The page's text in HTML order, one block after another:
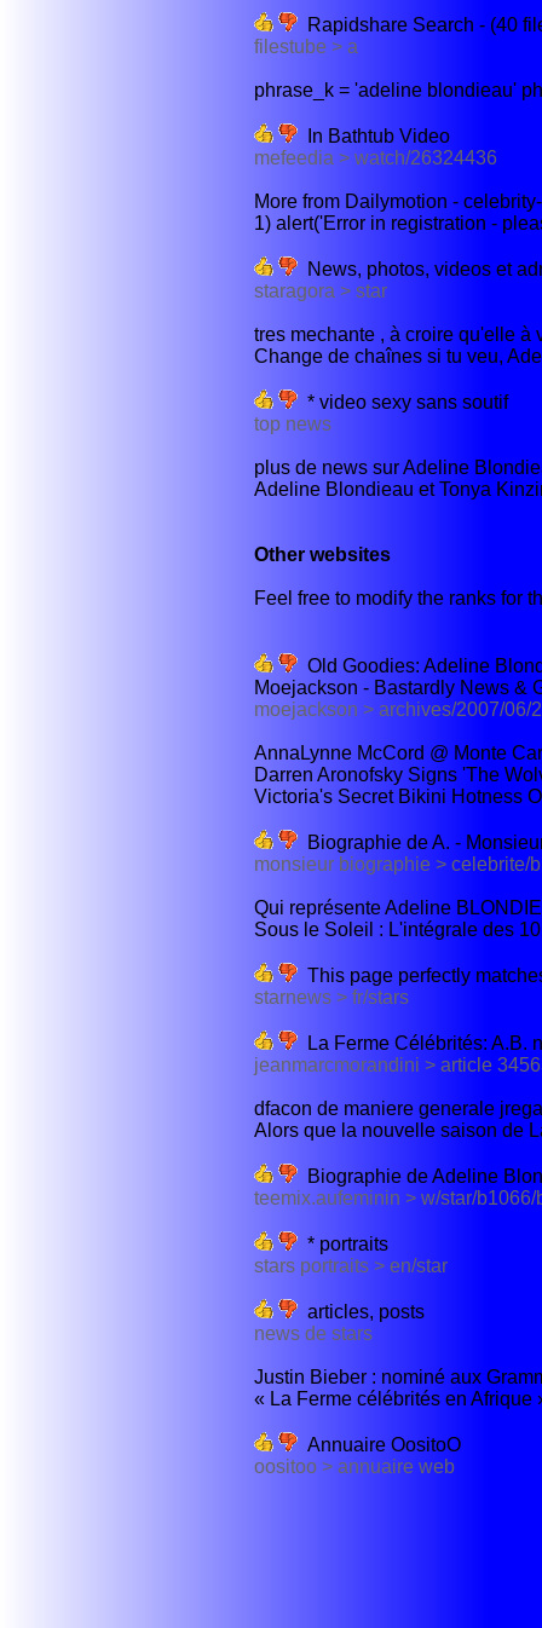
Rapidshare Search - (40
filestube > a
phrase_k = 'adeline blondieau'
In Bathtub Video
mefeedia > watch/26324436
More from Dailymotion -
1) alert('Error in registration -
News, photos, videos et
staragora > star
tres mechante , à croire qu'elle à
Change de chaînes si tu veu,
* video sexy sans soutif
top news
plus de news sur Adeline
Adeline Blondieau et Tonya
Other websites
Feel free to modify the ranks for
Old Goodies: Adeline
Moejackson - Bastardly News &
moejackson > archives/2007/06/
AnnaLynne McCord @ Monte
Darren Aronofsky Signs 'The
Victoria's Secret Bikini Hotness
Biographie de A. -
monsieur biographie > celebrite/
Qui représente Adeline
Sous le Soleil : L'intégrale des
This page perfectly
starnews > fr/stars
La Ferme Célébrités: A.B.
jeanmarcmorandini > article
dfacon de maniere generale
Alors que la nouvelle saison de
Biographie de Adeline
teemix.aufeminin > w/star/
* portraits
stars portraits > en/star
articles, posts
news de stars
Justin Bieber : nominé aux
« La Ferme célébrités en Afrique
Annuaire OositoO
oositoo > annuaire web